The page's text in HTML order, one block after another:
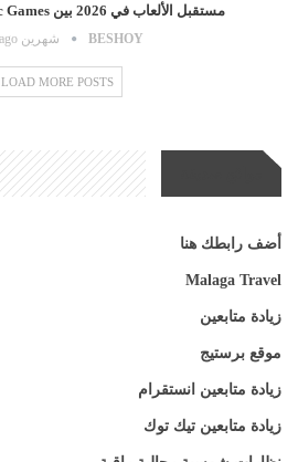
مستقبل الألعاب في 2026 بين Epic Games وPlayStation…
BESHOY شهرين ago
LOAD MORE POSTS
أضف رابطك هنا
Malaga Travel
زيادة متابعين
موقع برستيج
زيادة متابعين انستقرام
زيادة متابعين تيك توك